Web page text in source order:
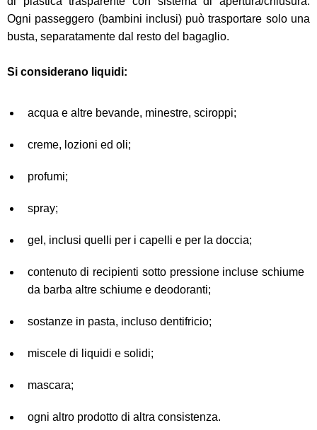
Ogni passeggero (bambini inclusi) può trasportare solo una
busta, separatamente dal resto del bagaglio.
Si considerano liquidi:
acqua e altre bevande, minestre, sciroppi;
creme, lozioni ed oli;
profumi;
spray;
gel, inclusi quelli per i capelli e per la doccia;
contenuto di recipienti sotto pressione incluse schiume
da barba altre schiume e deodoranti;
sostanze in pasta, incluso dentifricio;
miscele di liquidi e solidi;
mascara;
ogni altro prodotto di altra consistenza.